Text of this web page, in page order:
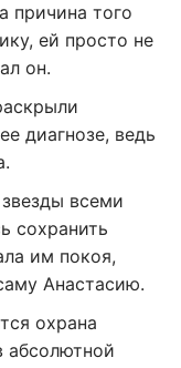
причина того
ей просто не
он.
диагнозе, ведь
всеми
сохранить
им покоя,
Анастасию.
охрана
абсолютной